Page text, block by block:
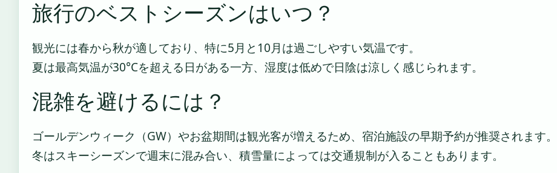
旅行のベストシーズンはいつ？
観光には春から秋が適しており、特に5月と10月は過ごしやすい気温です。
夏は最高気温が30°Cを超える日がある一方、湿度は低めで日陰は涼しく感じられます。
混雑を避けるには？
ゴールデンウィーク（GW）やお盆期間は観光客が増えるため、宿泊施設の早期予約が推奨されます。
冬はスキーシーズンで週末に混み合い、積雪量によっては交通規制が入ることもあります。